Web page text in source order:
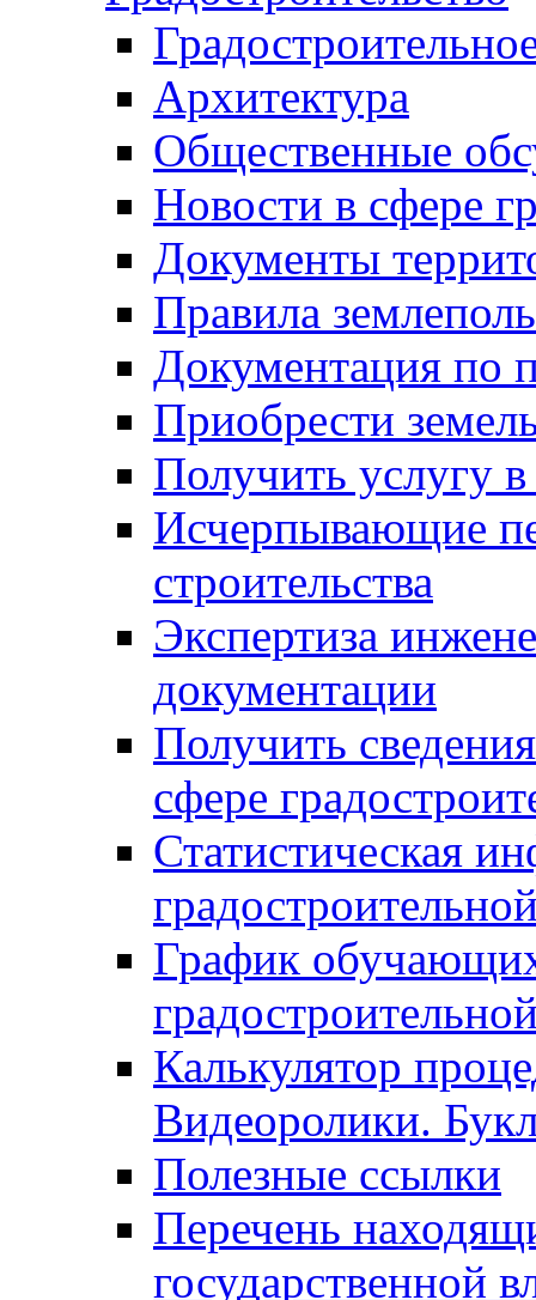
Архитектура
Общественные
Новости в сфере
Документы
Правила
Документация по
Приобрести
Получить услугу в
Исчерпывающие
строительства
Экспертиза
документации
Получить
сфере
Статистическая
График
Калькулятор
Видеоролики.
Полезные ссылки
Перечень
государственной